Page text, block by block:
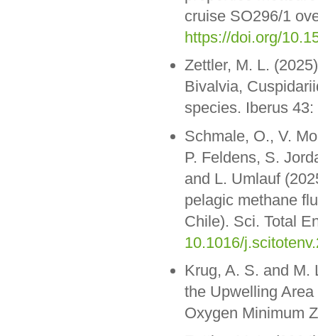
cruise SO296/1
https://doi.org/
Zettler, M. L.
Bivalvia,
species. Iberus
Schmale, O., V.
P. Feldens, S.
and L. Umlauf
pelagic methane
Chile). Sci. Total
10.1016/
Krug, A. S. and M.
the Upwelling
Oxygen Minimum